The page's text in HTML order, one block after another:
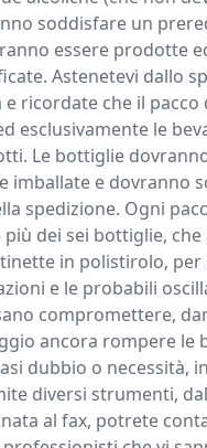
soddisfare un
essere prodotte
Astenetevi dallo
ricordate che il pacco
esclusivamente le
Le bottiglie
imballate e dovranno
spedizione. Ogni
dei sei bottiglie,
in polistirolo, per
e le probabili
compromettere,
ancora rompere le
dubbio o necessità,
diversi strumenti,
al fax, potrete